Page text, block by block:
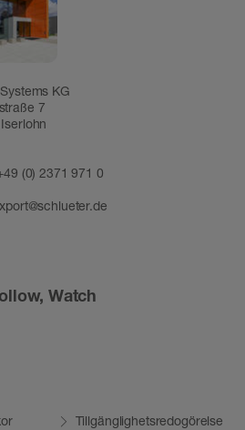
KG
7
(0) 2371 971 0
Watch
Tillgänglighetsredogörelse